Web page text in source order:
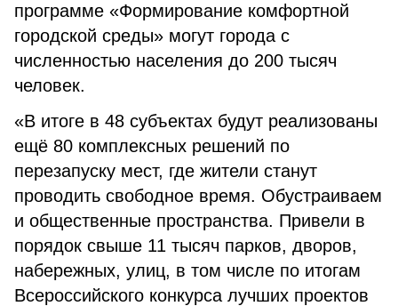
программе «Формирование комфортной
городской среды» могут города с
численностью населения до 200 тысяч
человек.
«В итоге в 48 субъектах будут реализованы
ещё 80 комплексных решений по
перезапуску мест, где жители станут
проводить свободное время. Обустраиваем
и общественные пространства. Привели в
порядок свыше 11 тысяч парков, дворов,
набережных, улиц, в том числе по итогам
Всероссийского конкурса лучших проектов